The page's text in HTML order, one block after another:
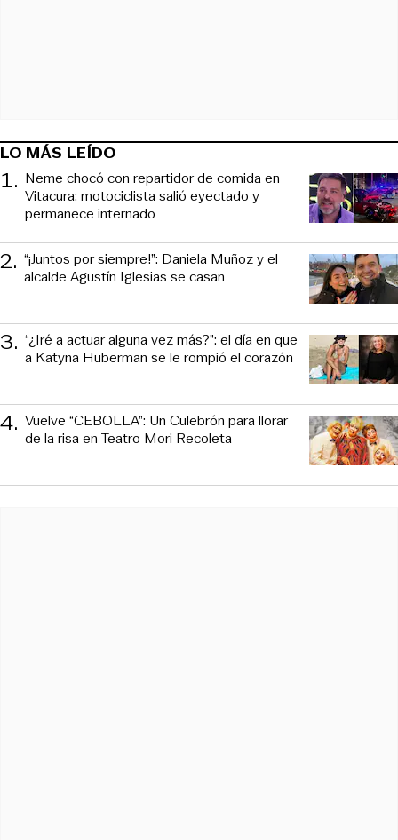
LO MÁS LEÍDO
1. Neme chocó con repartidor de comida en
Vitacura: motociclista salió eyectado y
permanece internado
2. “¡Juntos por siempre!”: Daniela Muñoz y el
alcalde Agustín Iglesias se casan
3. “¿Iré a actuar alguna vez más?”: el día en que
a Katyna Huberman se le rompió el corazón
4. Vuelve “CEBOLLA”: Un Culebrón para llorar
de la risa en Teatro Mori Recoleta